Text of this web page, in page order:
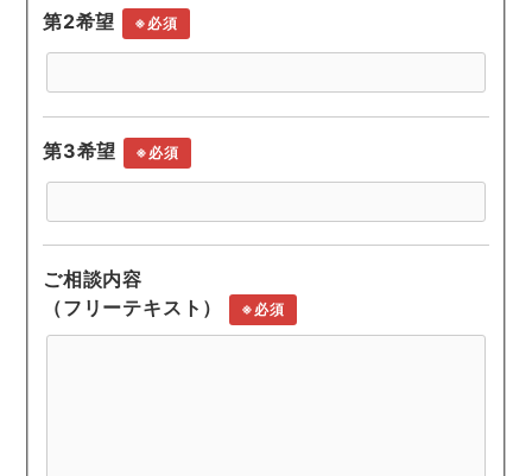
第2希望 ※必須
第3希望 ※必須
ご相談内容
（フリーテキスト）
※必須